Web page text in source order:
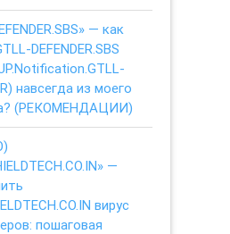
— как
DEFENDER.SBS
навсегда из моего
(РЕКОМЕНДАЦИИ)
—
вирус
пошаговая